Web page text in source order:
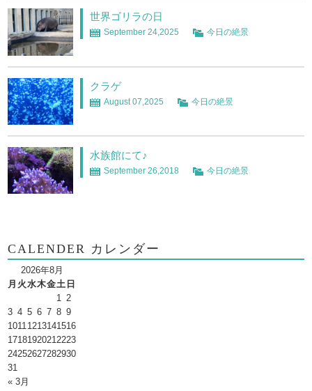
世界ゴリラの日
September 24,2025 今日の絶景
クラゲ
August 07,2025 今日の絶景
水族館にて♪
September 26,2018 今日の絶景
CALENDER カレンダー
2026年8月
月 火水木金土 日
1
2
3 4 5 6 7 8 9
1011 1213141516
1718192021 2223
24252627282930
31
« 3月